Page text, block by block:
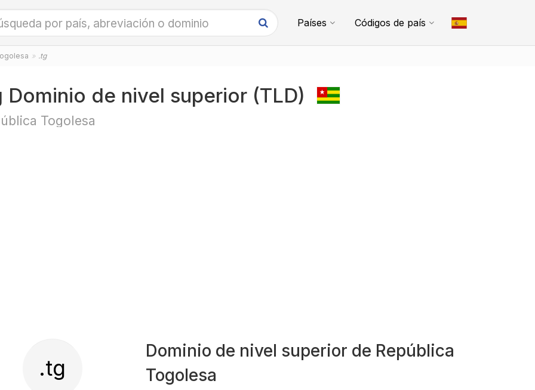
Países Códigos de país
.tg
Dominio de nivel superior (TLD)
Togolesa
.tg
Dominio de nivel superior de República
Togolesa